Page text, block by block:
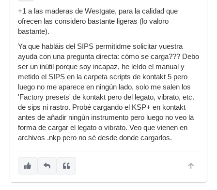
+1 a las maderas de Westgate, para la calidad que
ofrecen las considero bastante ligeras (lo valoro
bastante).
Ya que habláis del SIPS permitidme solicitar vuestra
ayuda con una pregunta directa: cómo se carga??? Debo
ser un inútil porque soy incapaz, he leído el manual y
metido el SIPS en la carpeta scripts de kontakt 5 pero
luego no me aparece en ningún lado, solo me salen los
'Factory presets' de kontakt pero del legato, vibrato, etc.
de sips ni rastro. Probé cargando el KSP+ en kontakt
antes de añadir ningún instrumento pero luego no veo la
forma de cargar el legato o vibrato. Veo que vienen en
archivos .nkp pero no sé desde donde cargarlos.